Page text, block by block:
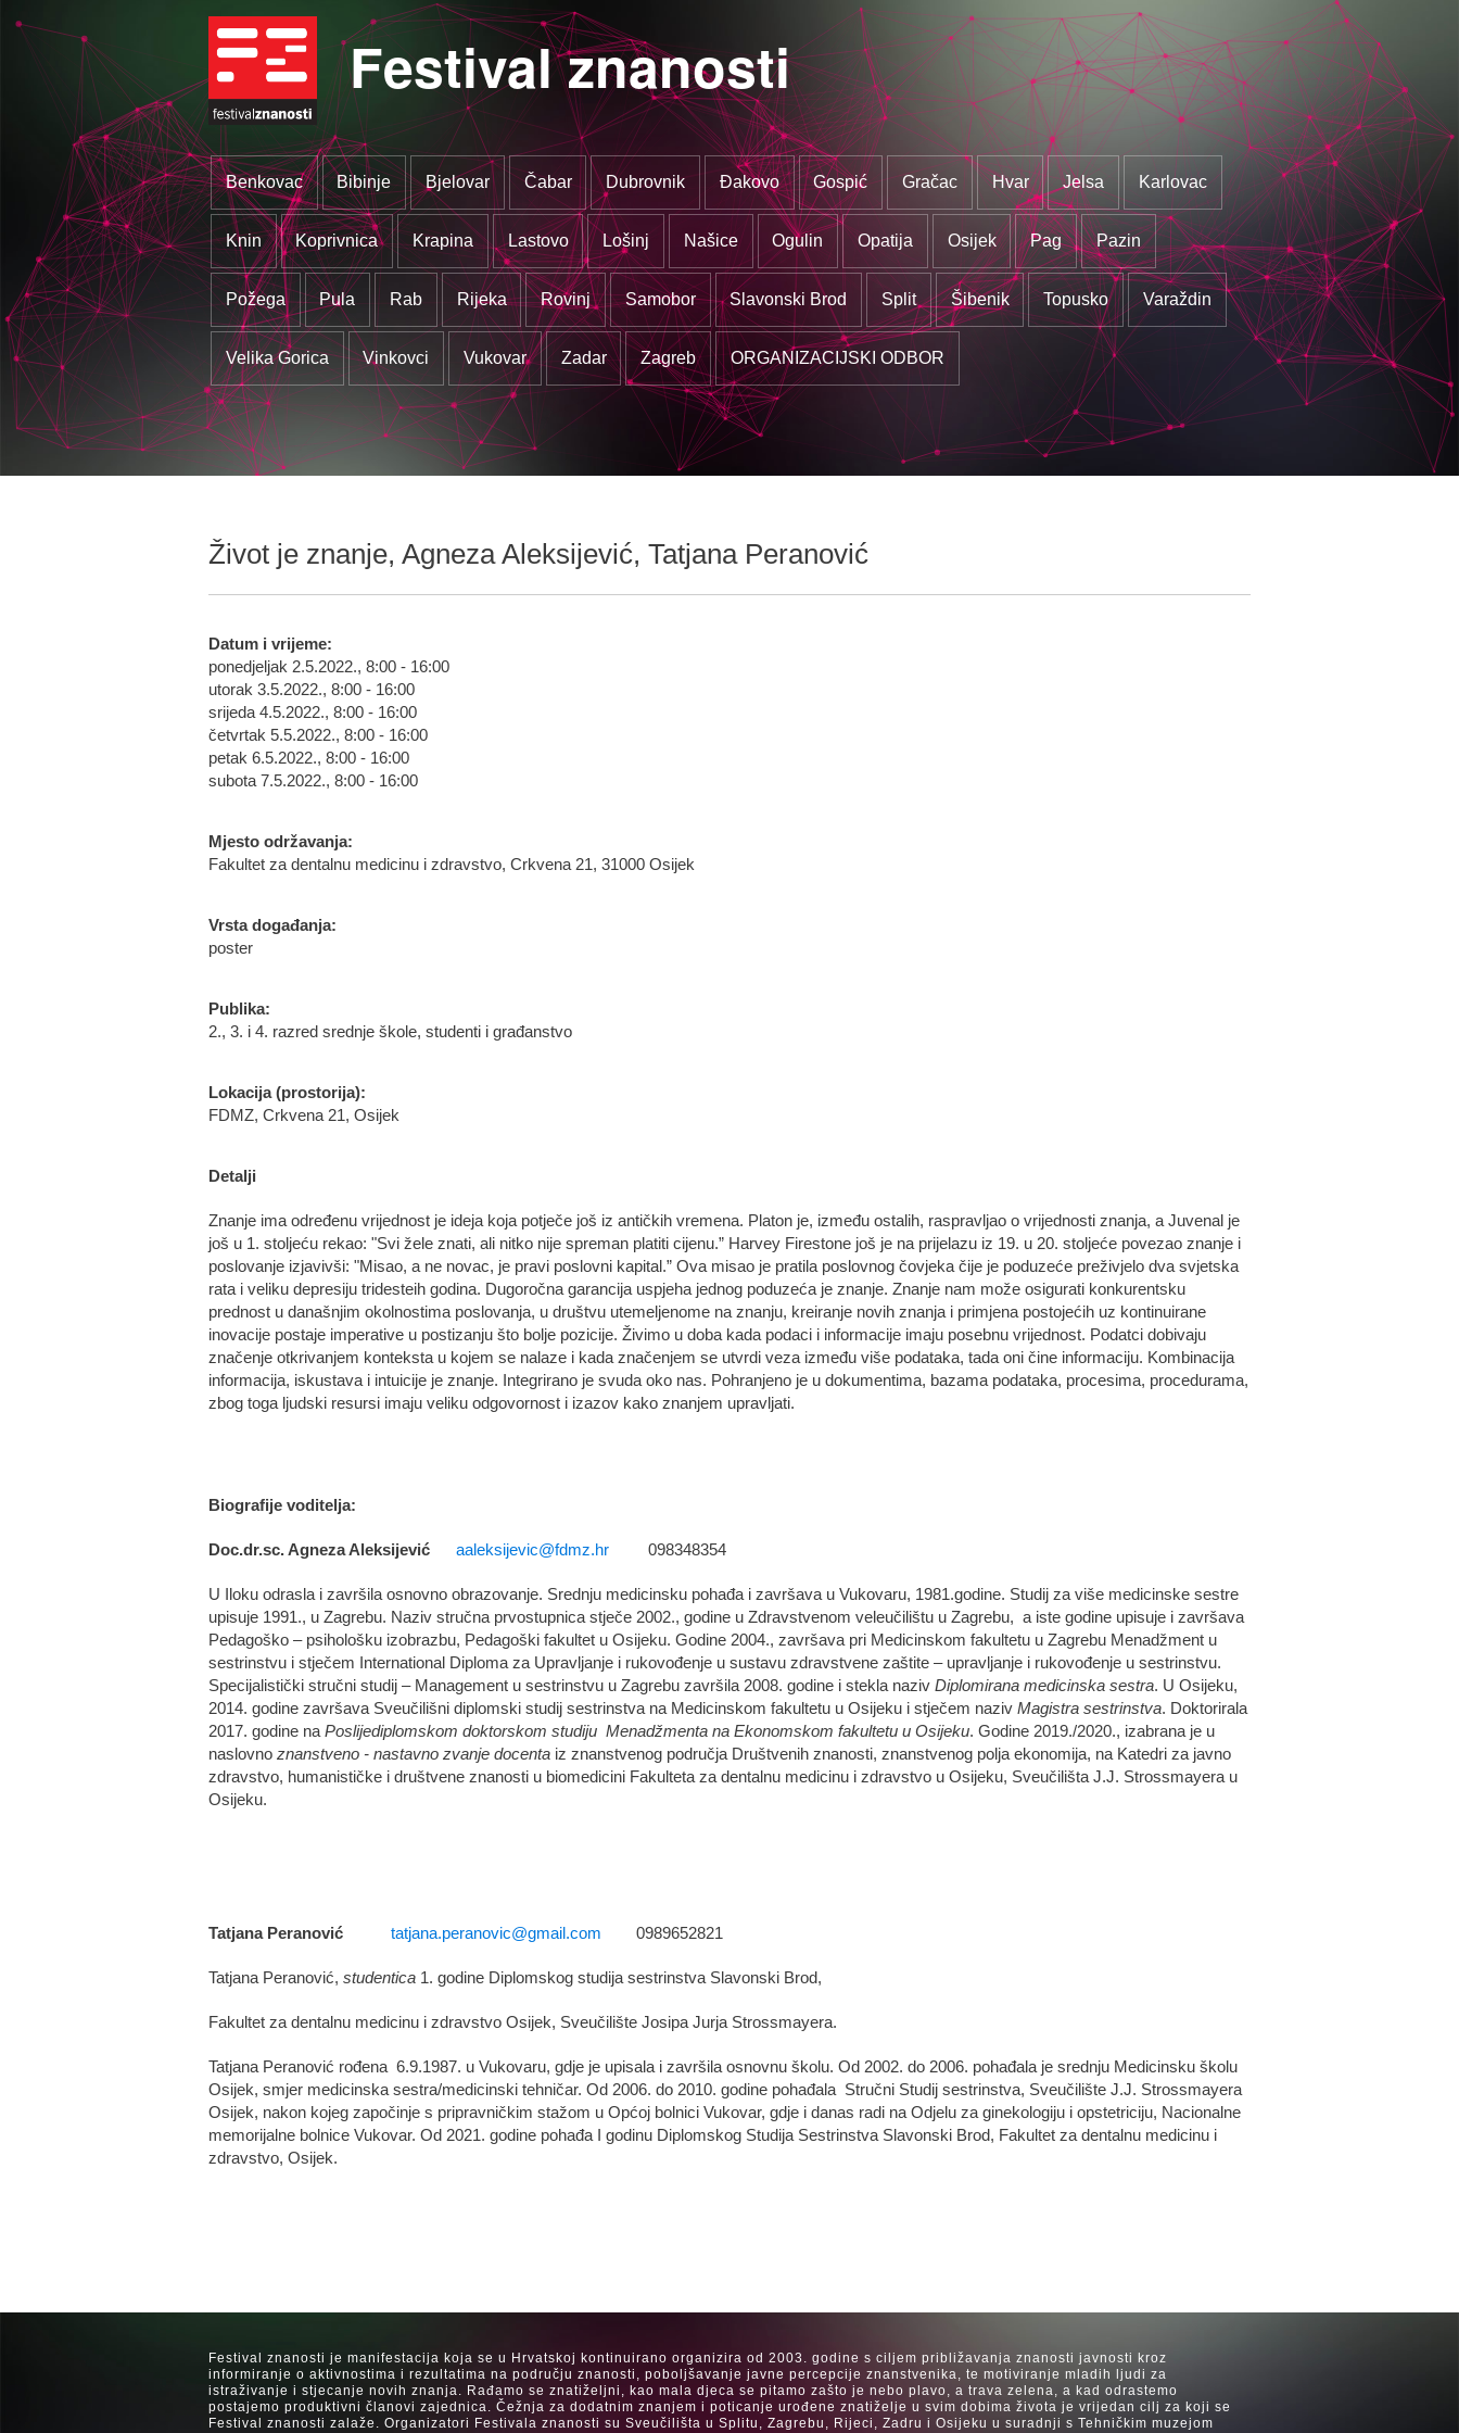
Festival znanosti
Benkovac Bibinje Bjelovar Čabar Dubrovnik Đakovo Gospić Gračac Hvar Jelsa Karlovac
Knin Koprivnica Krapina Lastovo Lošinj Našice Ogulin Opatija Osijek Pag Pazin
Požega Pula Rab Rijeka Rovinj Samobor Slavonski Brod Split Šibenik Topusko Varaždin
Velika Gorica Vinkovci Vukovar Zadar Zagreb ORGANIZACIJSKI ODBOR
Život je znanje, Agneza Aleksijević, Tatjana Peranović
Datum i vrijeme:
ponedjeljak 2.5.2022., 8:00 - 16:00
utorak 3.5.2022., 8:00 - 16:00
srijeda 4.5.2022., 8:00 - 16:00
četvrtak 5.5.2022., 8:00 - 16:00
petak 6.5.2022., 8:00 - 16:00
subota 7.5.2022., 8:00 - 16:00
Mjesto održavanja:
Fakultet za dentalnu medicinu i zdravstvo, Crkvena 21, 31000 Osijek
Vrsta događanja:
poster
Publika:
2., 3. i 4. razred srednje škole, studenti i građanstvo
Lokacija (prostorija):
FDMZ, Crkvena 21, Osijek
Detalji
Znanje ima određenu vrijednost je ideja koja potječe još iz antičkih vremena. Platon je, između ostalih, raspravljao o vrijednosti znanja, a Juvenal je
još u 1. stoljeću rekao: "Svi žele znati, ali nitko nije spreman platiti cijenu.” Harvey Firestone još je na prijelazu iz 19. u 20. stoljeće povezao znanje i
poslovanje izjavivši: "Misao, a ne novac, je pravi poslovni kapital.” Ova misao je pratila poslovnog čovjeka čije je poduzeće preživjelo dva svjetska
rata i veliku depresiju tridesteih godina. Dugoročna garancija uspjeha jednog poduzeća je znanje. Znanje nam može osigurati konkurentsku
prednost u današnjim okolnostima poslovanja, u društvu utemeljenome na znanju, kreiranje novih znanja i primjena postojećih uz kontinuirane
inovacije postaje imperative u postizanju što bolje pozicije. Živimo u doba kada podaci i informacije imaju posebnu vrijednost. Podatci dobivaju
značenje otkrivanjem konteksta u kojem se nalaze i kada značenjem se utvrdi veza između više podataka, tada oni čine informaciju. Kombinacija
informacija, iskustava i intuicije je znanje. Integrirano je svuda oko nas. Pohranjeno je u dokumentima, bazama podataka, procesima, procedurama,
zbog toga ljudski resursi imaju veliku odgovornost i izazov kako znanjem upravljati.
Biografije voditelja:
Doc.dr.sc. Agneza Aleksijević aaleksijevic@fdmz.hr 098348354
U Iloku odrasla i završila osnovno obrazovanje. Srednju medicinsku pohađa i završava u Vukovaru, 1981.godine. Studij za više medicinske sestre
upisuje 1991., u Zagrebu. Naziv stručna prvostupnica stječe 2002., godine u Zdravstvenom veleučilištu u Zagrebu, a iste godine upisuje i završava
Pedagoško – psihološku izobrazbu, Pedagoški fakultet u Osijeku. Godine 2004., završava pri Medicinskom fakultetu u Zagrebu Menadžment u
sestrinstvu i stječem International Diploma za Upravljanje i rukovođenje u sustavu zdravstvene zaštite – upravljanje i rukovođenje u sestrinstvu.
Specijalistički stručni studij – Management u sestrinstvu u Zagrebu završila 2008. godine i stekla naziv Diplomirana medicinska sestra. U Osijeku,
2014. godine završava Sveučilišni diplomski studij sestrinstva na Medicinskom fakultetu u Osijeku i stječem naziv Magistra sestrinstva. Doktorirala
2017. godine na Poslijediplomskom doktorskom studiju Menadžmenta na Ekonomskom fakultetu u Osijeku. Godine 2019./2020., izabrana je u
naslovno znanstveno - nastavno zvanje docenta iz znanstvenog područja Društvenih znanosti, znanstvenog polja ekonomija, na Katedri za javno
zdravstvo, humanističke i društvene znanosti u biomedicini Fakulteta za dentalnu medicinu i zdravstvo u Osijeku, Sveučilišta J.J. Strossmayera u
Osijeku.
Tatjana Peranović tatjana.peranovic@gmail.com 0989652821
Tatjana Peranović, studentica 1. godine Diplomskog studija sestrinstva Slavonski Brod,
Fakultet za dentalnu medicinu i zdravstvo Osijek, Sveučilište Josipa Jurja Strossmayera.
Tatjana Peranović rođena 6.9.1987. u Vukovaru, gdje je upisala i završila osnovnu školu. Od 2002. do 2006. pohađala je srednju Medicinsku školu
Osijek, smjer medicinska sestra/medicinski tehničar. Od 2006. do 2010. godine pohađala Stručni Studij sestrinstva, Sveučilište J.J. Strossmayera
Osijek, nakon kojeg započinje s pripravničkim stažom u Općoj bolnici Vukovar, gdje i danas radi na Odjelu za ginekologiju i opstetriciju, Nacionalne
memorijalne bolnice Vukovar. Od 2021. godine pohađa I godinu Diplomskog Studija Sestrinstva Slavonski Brod, Fakultet za dentalnu medicinu i
zdravstvo, Osijek.
Festival znanosti je manifestacija koja se u Hrvatskoj kontinuirano organizira od 2003. godine s ciljem približavanja znanosti javnosti kroz
informiranje o aktivnostima i rezultatima na području znanosti, poboljšavanje javne percepcije znanstvenika, te motiviranje mladih ljudi za
istraživanje i stjecanje novih znanja. Rađamo se znatiželjni, kao mala djeca se pitamo zašto je nebo plavo, a trava zelena, a kad odrastemo
postajemo produktivni članovi zajednica. Čežnja za dodatnim znanjem i poticanje urođene znatiželje u svim dobima života je vrijedan cilj za koji se
Festival znanosti zalaže. Organizatori Festivala znanosti su Sveučilišta u Splitu, Zagrebu, Rijeci, Zadru i Osijeku u suradnji s Tehničkim muzejom